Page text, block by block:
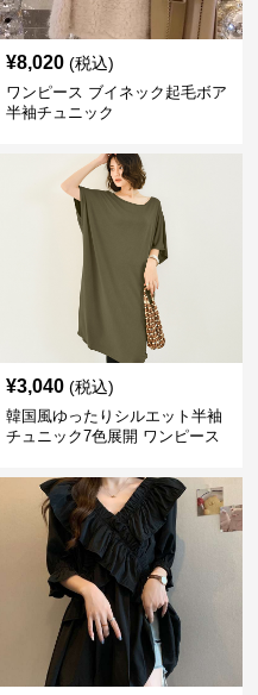
¥8,020 (税込)
ワンピース ブイネック起毛ボア
半袖チュニック
¥3,040 (税込)
韓国風ゆったりシルエット半袖
チュニック7色展開 ワンピース